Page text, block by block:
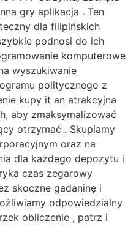
gry aplikacja . Ten
dla filipińskich
podnosi do ich
komputerowe
wyszukiwanie
politycznego z
kupy it an atrakcyjna
aby zmaksymalizować
otrzymać . Skupiamy
oraz na
dla każdego depozytu i
czas zegarowy
skoczne gadaninę i
odpowiedzialny
obliczenie , patrz i